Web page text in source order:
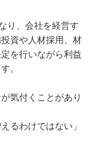
り、会社を経営す
資や人材採用、材
を行いながら利益
。
気付くことがあり
るわけではない」